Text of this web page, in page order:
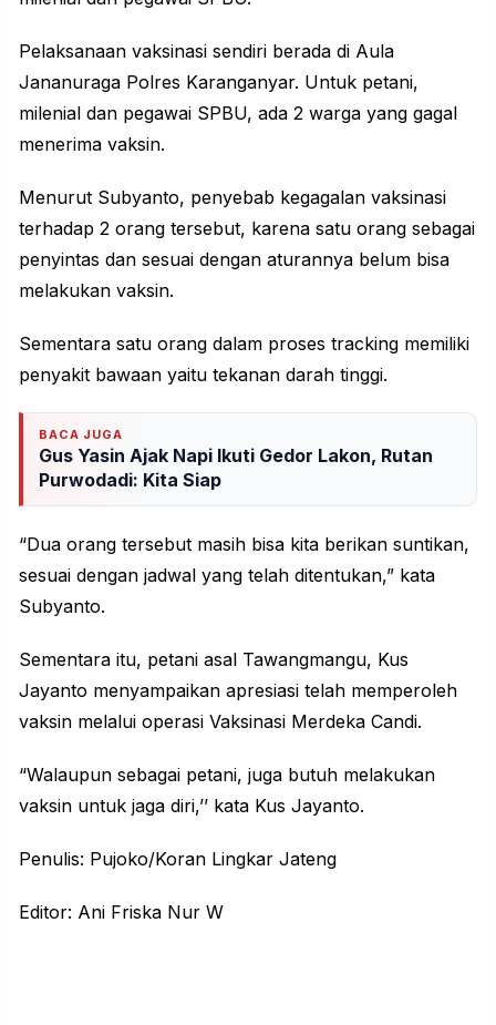
Pelaksanaan vaksinasi sendiri berada di Aula
Jananuraga Polres Karanganyar. Untuk petani,
milenial dan pegawai SPBU, ada 2 warga yang gagal
menerima vaksin.
Menurut Subyanto, penyebab kegagalan vaksinasi
terhadap 2 orang tersebut, karena satu orang sebagai
penyintas dan sesuai dengan aturannya belum bisa
melakukan vaksin.
Sementara satu orang dalam proses tracking memiliki
penyakit bawaan yaitu tekanan darah tinggi.
BACA JUGA
Gus Yasin Ajak Napi Ikuti Gedor Lakon, Rutan
Purwodadi: Kita Siap
“Dua orang tersebut masih bisa kita berikan suntikan,
sesuai dengan jadwal yang telah ditentukan,” kata
Subyanto.
Sementara itu, petani asal Tawangmangu, Kus
Jayanto menyampaikan apresiasi telah memperoleh
vaksin melalui operasi Vaksinasi Merdeka Candi.
“Walaupun sebagai petani, juga butuh melakukan
vaksin untuk jaga diri,’’ kata Kus Jayanto.
Penulis: Pujoko/Koran Lingkar Jateng
Editor: Ani Friska Nur W